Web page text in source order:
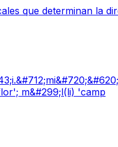
que determinan la
m&#299;l(li) 'camp